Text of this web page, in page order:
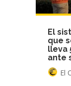
El
que
lleva
ante
El